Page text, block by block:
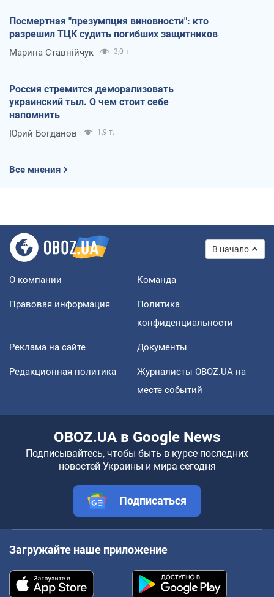
Посмертная "презумпция виновности": кто
разрешил ТЦК судить погибших защитников
Марина Ставнійчук 3,0 т.
Россия стремится деморализовать
украинский тыл. О чем стоит себе
напомнить
Юрий Богданов 1,9 т.
Все мнения
В начало
О компании Команда
Правовая информация
Политика
конфиденциальности
Реклама на сайте Документы
Редакционная политика
Журналисты OBOZ.UA на
месте событий
OBOZ.UA в Google News
Подписывайтесь, чтобы быть в курсе последних
новостей Украины и мира сегодня
Подписаться
Загружайте наше приложение